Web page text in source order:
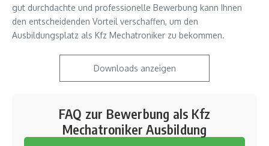
gut durchdachte und professionelle Bewerbung kann Ihnen
den entscheidenden Vorteil verschaffen, um den
Ausbildungsplatz als Kfz Mechatroniker zu bekommen.
Downloads anzeigen
FAQ zur Bewerbung als Kfz
Mechatroniker Ausbildung